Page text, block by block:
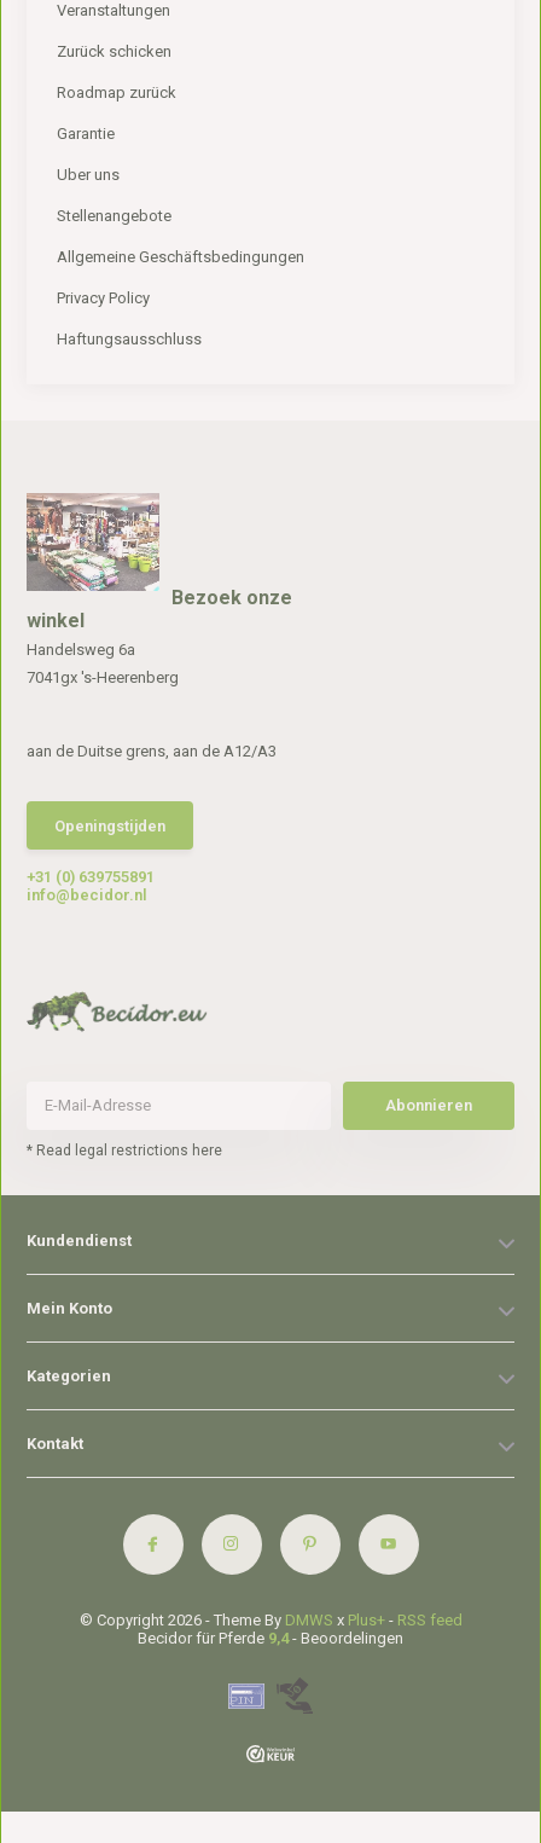
Veranstaltungen
Zurück schicken
Roadmap zurück
Garantie
Uber uns
Stellenangebote
Allgemeine Geschäftsbedingungen
Privacy Policy
Haftungsausschluss
Bezoek onze
winkel
Handelsweg 6a
7041gx 's-Heerenberg
aan de Duitse grens, aan de A12/A3
Openingstijden
+31 (0) 639755891
info@becidor.nl
Abonnieren
* Read legal restrictions here
Kundendienst
Mein Konto
Kategorien
Kontakt
© Copyright 2026 - Theme By DMWS x Plus+- RSS feed
Becidor für Pferde 9,4- Beoordelingen